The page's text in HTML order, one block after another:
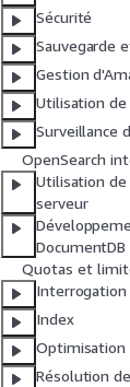
Sécurité
Sauvegarde
Gestion
Utilisation
Surveillance
OpenSearch
Utilisation de
serveur
DocumentDB
Quotas et
Interrogation
Index
Optimisation
Résolution